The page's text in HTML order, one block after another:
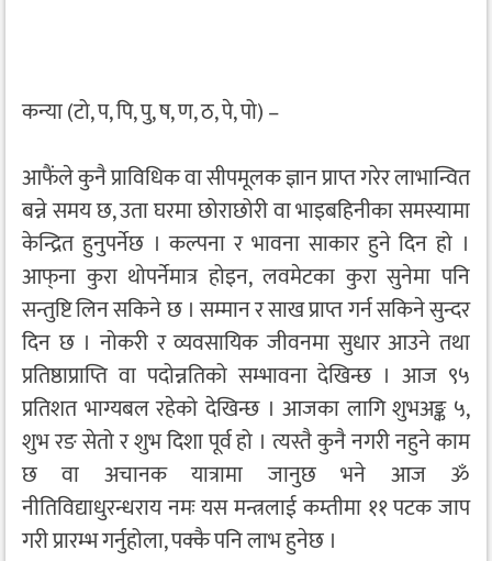
कन्या (टो, प, पि, पु, ष, ण, ठ, पे, पो) –
आफैंले कुनै प्राविधिक वा सीपमूलक ज्ञान प्राप्त गरेर लाभान्वित
बन्ने समय छ, उता घरमा छोराछोरी वा भाइबहिनीका समस्यामा
केन्द्रित हुनुपर्नेछ । कल्पना र भावना साकार हुने दिन हो ।
आफ्‌ना कुरा थोपर्नेमात्र होइन, लवमेटका कुरा सुनेमा पनि
सन्तुष्टि लिन सकिने छ । सम्मान र साख प्राप्त गर्न सकिने सुन्दर
दिन छ । नोकरी र व्यवसायिक जीवनमा सुधार आउने तथा
प्रतिष्ठाप्राप्ति वा पदोन्नतिको सम्भावना देखिन्छ । आज ९५
प्रतिशत भाग्यबल रहेको देखिन्छ । आजका लागि शुभअङ्क ५,
शुभ रङ सेतो र शुभ दिशा पूर्व हो । त्यस्तै कुनै नगरी नहुने काम
छ वा अचानक यात्रामा जानुछ भने आज ॐ
नीतिविद्याधुरन्धराय नमः यस मन्त्रलाई कम्तीमा ११ पटक जाप
गरी प्रारम्भ गर्नुहोला, पक्कै पनि लाभ हुनेछ ।